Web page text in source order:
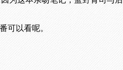
可以看呢。